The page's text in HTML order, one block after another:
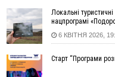
16:48
ВІДЕО Де безпечно
16:20
У Франківську
організацію «КОД
сім'ї
15:57
У Коломиї на одній з
Локальні
нацпрограмі
6 КВІТНЯ 2026,
Старт “Програми